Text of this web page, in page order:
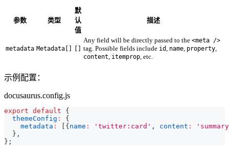
参数 类型
默
认
值
描述
metadata Metadata[]
Any field will be directly passed to the <meta />
tag. Possible fields include id, name, property,
content, itemprop, etc.
示例配置：
docusaurus.config.js
export default
{
themeConfig :
{
metadata : { name : 'twitter:card' , content :
} ,
} ;